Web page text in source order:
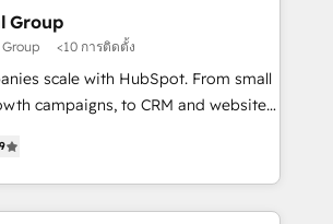
2023 🌟5 HubSpot Accreditations 🌟
Challenge 2021 🌟INBOUND’19
the full
HubSpot CRM. ✔️A team of
✔️Flexible pricing models —
one Dedicated HubSpot
Group
<10 การติดตั้ง
scale with HubSpot. From small
campaigns, to CRM and websites.
to work hand-in-hand with your
the complex and build a better
your team and customers.